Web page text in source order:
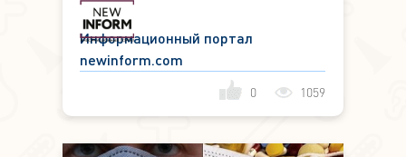
Информационный портал
newinform.com
0 1059